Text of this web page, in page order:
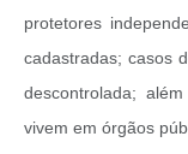
protetores
cadastradas; casos
descontrolada;
vivem em órgãos